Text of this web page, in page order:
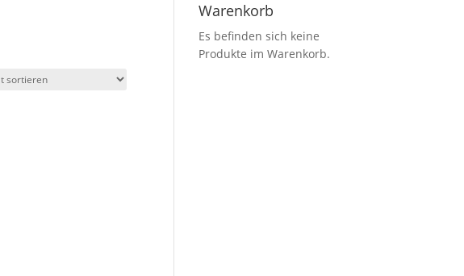
Warenkorb
Es befinden sich keine
Produkte im Warenkorb.